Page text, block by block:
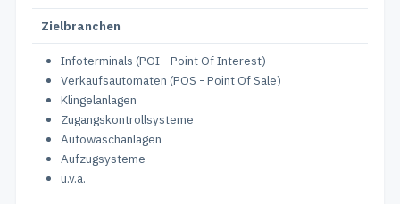
Zielbranchen
Infoterminals (POI - Point Of Interest)
Verkaufsautomaten (POS - Point Of Sale)
Klingelanlagen
Zugangskontrollsysteme
Autowaschanlagen
Aufzugsysteme
u.v.a.